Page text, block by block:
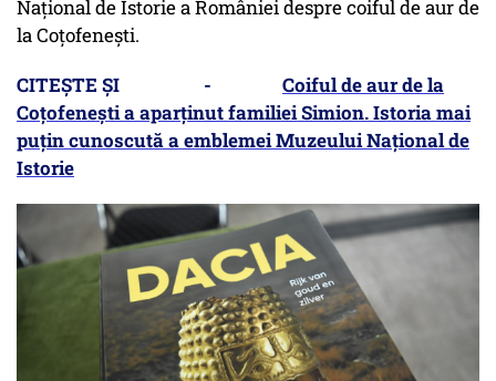
Naţional de Istorie a României despre coiful de aur de
la Coțofenești.
CITEȘTE ȘI - Coiful de aur de la
Coțofenești a aparținut familiei Simion. Istoria mai
puțin cunoscută a emblemei Muzeului Național de
Istorie